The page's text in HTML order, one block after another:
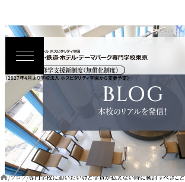
高等教育の修学支援新制度（無償化制度）
（2027年4月より学校法人 ホスピタリティ学園から変更予定）
BLOG
本校のリアルを発信！
ブログ 専門学校に通いたいけど学費が払えない時に検討すべきこと